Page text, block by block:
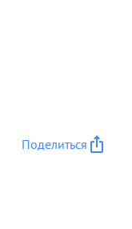
ХАЦКО Г.Ф.
Поделиться